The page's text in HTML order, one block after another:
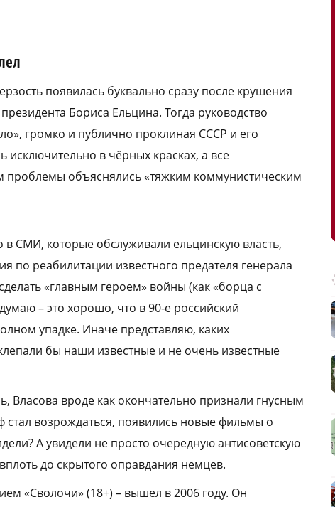
появилась буквально сразу после крушения
Бориса Ельцина. Тогда руководство
громко и публично проклиная СССР и его
исключительно в чёрных красках, а все
объяснялись «тяжким коммунистическим
в СМИ, которые обслуживали ельцинскую власть,
по реабилитации известного предателя генерала
«главным героем» войны (как «борца с
– это хорошо, что в 90‑е российский
упадке. Иначе представляю, каких
бы наши известные и не очень известные
Власова вроде как окончательно признали гнусным
стал возрождаться, появились новые фильмы о
А увидели не просто очередную антисоветскую
до скрытого оправдания немцев.
«Сволочи» (18+) – вышел в 2006 году. Он